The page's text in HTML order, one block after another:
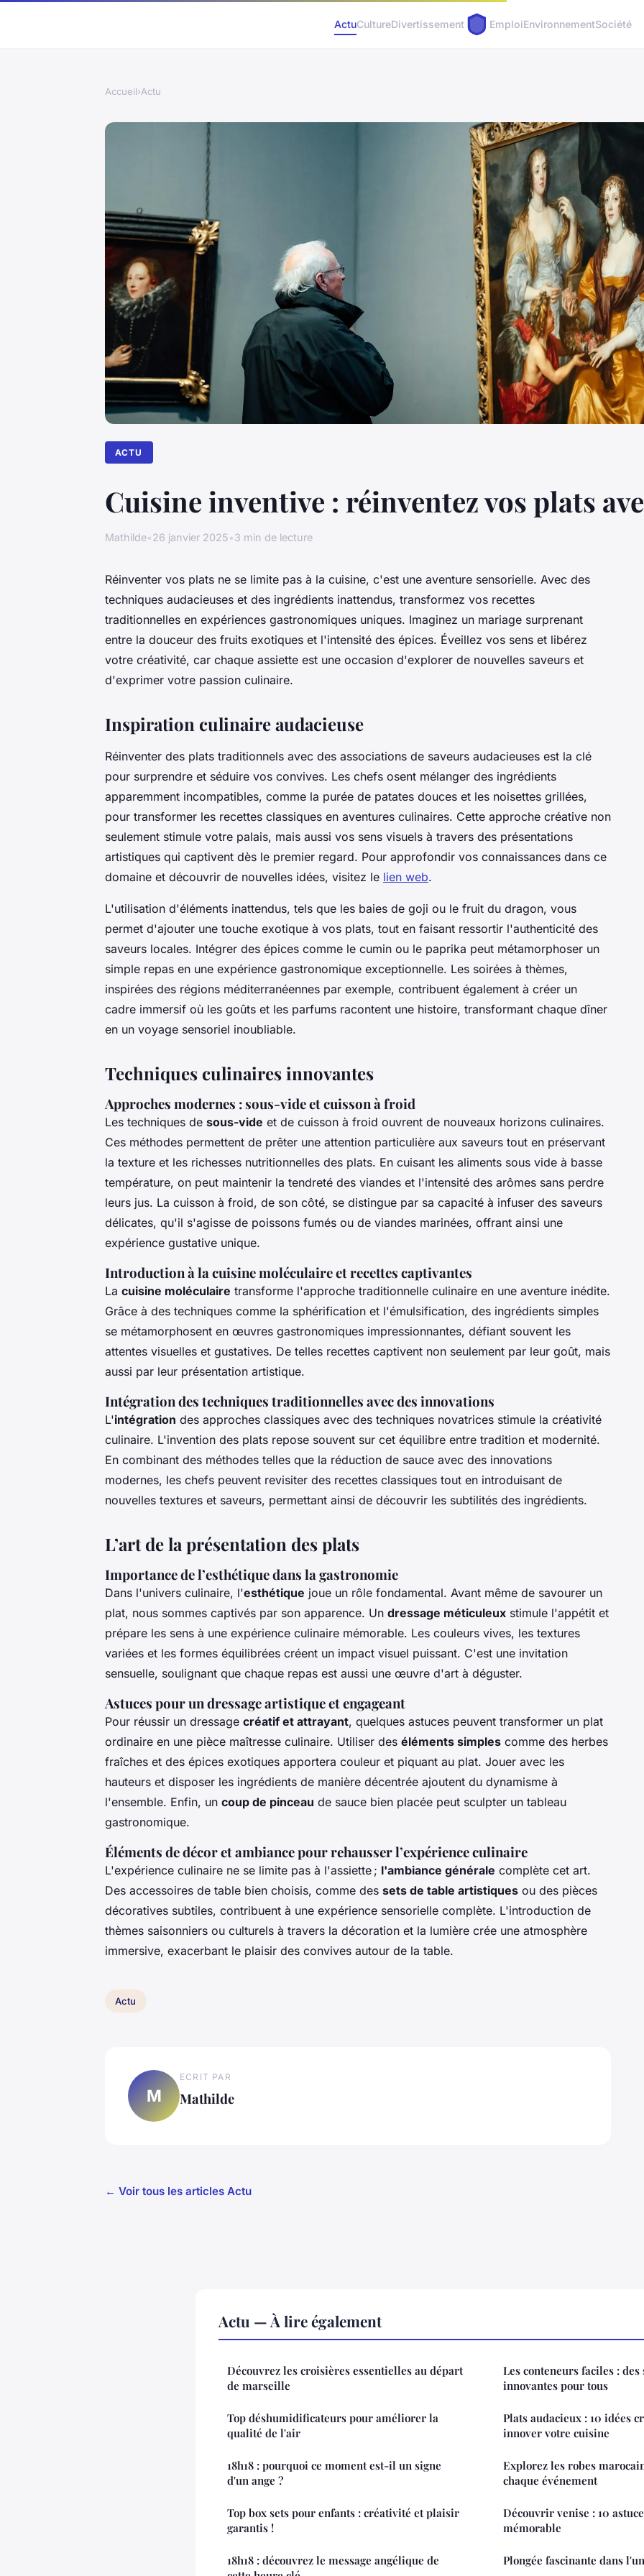
ActuCultureDivertissement EmploiEnvironnementSociété
Accueil›Actu
ACTU
Cuisine inventive : réinventez vos plats
Mathilde•26 janvier 2025•3 min de lecture
Réinventer vos plats ne se limite pas à la cuisine, c'est une aventure sensorielle. Avec des
techniques audacieuses et des ingrédients inattendus, transformez vos recettes
traditionnelles en expériences gastronomiques uniques. Imaginez un mariage surprenant
entre la douceur des fruits exotiques et l'intensité des épices. Éveillez vos sens et libérez
votre créativité, car chaque assiette est une occasion d'explorer de nouvelles saveurs et
d'exprimer votre passion culinaire.
Inspiration culinaire audacieuse
Réinventer des plats traditionnels avec des associations de saveurs audacieuses est la clé
pour surprendre et séduire vos convives. Les chefs osent mélanger des ingrédients
apparemment incompatibles, comme la purée de patates douces et les noisettes grillées,
pour transformer les recettes classiques en aventures culinaires. Cette approche créative non
seulement stimule votre palais, mais aussi vos sens visuels à travers des présentations
artistiques qui captivent dès le premier regard. Pour approfondir vos connaissances dans ce
domaine et découvrir de nouvelles idées, visitez le lien web.
L'utilisation d'éléments inattendus, tels que les baies de goji ou le fruit du dragon, vous
permet d'ajouter une touche exotique à vos plats, tout en faisant ressortir l'authenticité des
saveurs locales. Intégrer des épices comme le cumin ou le paprika peut métamorphoser un
simple repas en une expérience gastronomique exceptionnelle. Les soirées à thèmes,
inspirées des régions méditerranéennes par exemple, contribuent également à créer un
cadre immersif où les goûts et les parfums racontent une histoire, transformant chaque dîner
en un voyage sensoriel inoubliable.
Techniques culinaires innovantes
Approches modernes : sous-vide et cuisson à froid
Les techniques de sous-vide et de cuisson à froid ouvrent de nouveaux horizons culinaires.
Ces méthodes permettent de prêter une attention particulière aux saveurs tout en préservant
la texture et les richesses nutritionnelles des plats. En cuisant les aliments sous vide à basse
température, on peut maintenir la tendreté des viandes et l'intensité des arômes sans perdre
leurs jus. La cuisson à froid, de son côté, se distingue par sa capacité à infuser des saveurs
délicates, qu'il s'agisse de poissons fumés ou de viandes marinées, offrant ainsi une
expérience gustative unique.
Introduction à la cuisine moléculaire et recettes captivantes
La cuisine moléculaire transforme l'approche traditionnelle culinaire en une aventure inédite.
Grâce à des techniques comme la sphérification et l'émulsification, des ingrédients simples
se métamorphosent en œuvres gastronomiques impressionnantes, défiant souvent les
attentes visuelles et gustatives. De telles recettes captivent non seulement par leur goût, mais
aussi par leur présentation artistique.
Intégration des techniques traditionnelles avec des innovations
L'intégration des approches classiques avec des techniques novatrices stimule la créativité
culinaire. L'invention des plats repose souvent sur cet équilibre entre tradition et modernité.
En combinant des méthodes telles que la réduction de sauce avec des innovations
modernes, les chefs peuvent revisiter des recettes classiques tout en introduisant de
nouvelles textures et saveurs, permettant ainsi de découvrir les subtilités des ingrédients.
L’art de la présentation des plats
Importance de l’esthétique dans la gastronomie
Dans l'univers culinaire, l'esthétique joue un rôle fondamental. Avant même de savourer un
plat, nous sommes captivés par son apparence. Un dressage méticuleux stimule l'appétit et
prépare les sens à une expérience culinaire mémorable. Les couleurs vives, les textures
variées et les formes équilibrées créent un impact visuel puissant. C'est une invitation
sensuelle, soulignant que chaque repas est aussi une œuvre d'art à déguster.
Astuces pour un dressage artistique et engageant
Pour réussir un dressage créatif et attrayant, quelques astuces peuvent transformer un plat
ordinaire en une pièce maîtresse culinaire. Utiliser des éléments simples comme des herbes
fraîches et des épices exotiques apportera couleur et piquant au plat. Jouer avec les
hauteurs et disposer les ingrédients de manière décentrée ajoutent du dynamisme à
l'ensemble. Enfin, un coup de pinceau de sauce bien placée peut sculpter un tableau
gastronomique.
Éléments de décor et ambiance pour rehausser l’expérience culinaire
L'expérience culinaire ne se limite pas à l'assiette ; l'ambiance générale complète cet art.
Des accessoires de table bien choisis, comme des sets de table artistiques ou des pièces
décoratives subtiles, contribuent à une expérience sensorielle complète. L'introduction de
thèmes saisonniers ou culturels à travers la décoration et la lumière crée une atmosphère
immersive, exacerbant le plaisir des convives autour de la table.
Actu
M
ECRIT PAR
Mathilde
← Voir tous les articles Actu
Actu — À lire également
Découvrez les croisières essentielles au départ
de marseille
Top déshumidificateurs pour améliorer la
qualité de l'air
18h18 : pourquoi ce moment est-il un signe
d'un ange ?
Top box sets pour enfants : créativité et plaisir
garantis !
18h18 : découvrez le message angélique de
Les conteneurs faciles :
innovantes pour tous
Plats audacieux : 10 idées
innover votre cuisine
Explorez les robes
chaque événement
Découvrir venise : 10
mémorable
Plongée fascinante dans